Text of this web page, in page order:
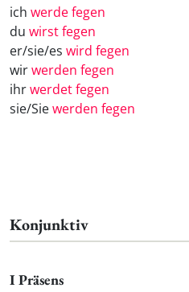
ich werde fegen
du wirst fegen
er/sie/es wird fegen
wirwerden fegen
ihrwerdet fegen
sie/Siewerden fegen
Konjunktiv
I Präsens